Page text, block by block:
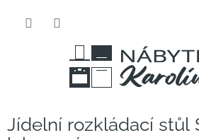
Jídelní rozkládací stůl